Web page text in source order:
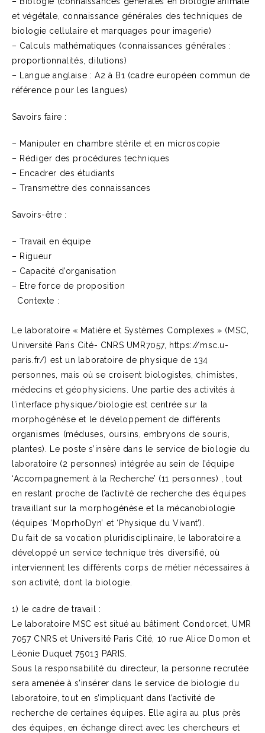
et végétale, connaissance générales des techniques de
biologie cellulaire et marquages pour imagerie)
– Calculs mathématiques (connaissances générales :
proportionnalités, dilutions)
– Langue anglaise : A2 à B1 (cadre européen commun de
référence pour les langues)
Savoirs faire :
– Manipuler en chambre stérile et en microscopie
– Rédiger des procédures techniques
– Encadrer des étudiants
– Transmettre des connaissances
Savoirs-être :
– Travail en équipe
– Rigueur
– Capacité d’organisation
– Etre force de proposition
Contexte :
Le laboratoire « Matière et Systèmes Complexes » (MSC,
Université Paris Cité- CNRS UMR7057, https://msc.u-
paris.fr/) est un laboratoire de physique de 134
personnes, mais où se croisent biologistes, chimistes,
médecins et géophysiciens. Une partie des activités à
l’interface physique/biologie est centrée sur la
morphogénèse et le développement de différents
organismes (méduses, oursins, embryons de souris,
plantes). Le poste s’insère dans le service de biologie du
laboratoire (2 personnes) intégrée au sein de l’équipe
‘Accompagnement à la Recherche’ (11 personnes) , tout
en restant proche de l’activité de recherche des équipes
travaillant sur la morphogénèse et la mécanobiologie
(équipes ‘MoprhoDyn’ et ‘Physique du Vivant’).
Du fait de sa vocation pluridisciplinaire, le laboratoire a
développé un service technique très diversifié, où
interviennent les différents corps de métier nécessaires à
son activité, dont la biologie.
1) le cadre de travail :
Le laboratoire MSC est situé au bâtiment Condorcet, UMR
7057 CNRS et Université Paris Cité, 10 rue Alice Domon et
Léonie Duquet 75013 PARIS.
Sous la responsabilité du directeur, la personne recrutée
sera amenée à s’insérer dans le service de biologie du
laboratoire, tout en s’impliquant dans l’activité de
recherche de certaines équipes. Elle agira au plus près
des équipes, en échange direct avec les chercheurs et